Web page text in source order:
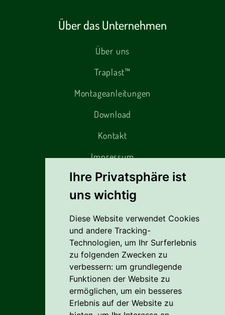
Ihre Privatsphäre ist
uns wichtig
Diese Website verwendet Cookies
und andere Tracking-
Technologien, um Ihr Surferlebnis
zu folgenden Zwecken zu
verbessern: um grundlegende
Funktionen der Website zu
ermöglichen, um ein besseres
Erlebnis auf der Website zu
Über das Unternehmen
Über uns
Traplast™
Montageanleitungen
Download
Kontakt
Impressum
Alles rund um den Einkauf
Liefer- Und Versandkosten
Zahlungsbedingungen
AGB
Vertrag widerrufen
Reklamation